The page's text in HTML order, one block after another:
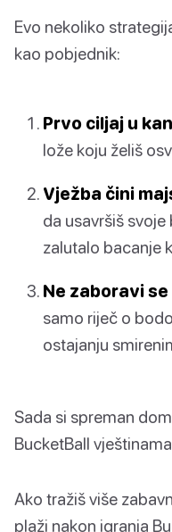
Evo nekoliko
kao pobjednik:
Prvo ciljaj u
lože koju želiš
Vježba čini
da usavršiš
zalutalo bacanje
Ne zaboravi
samo riječ o
ostajanju
Sada si spreman
BucketBall
Ako tražiš više
plaži nakon igranja